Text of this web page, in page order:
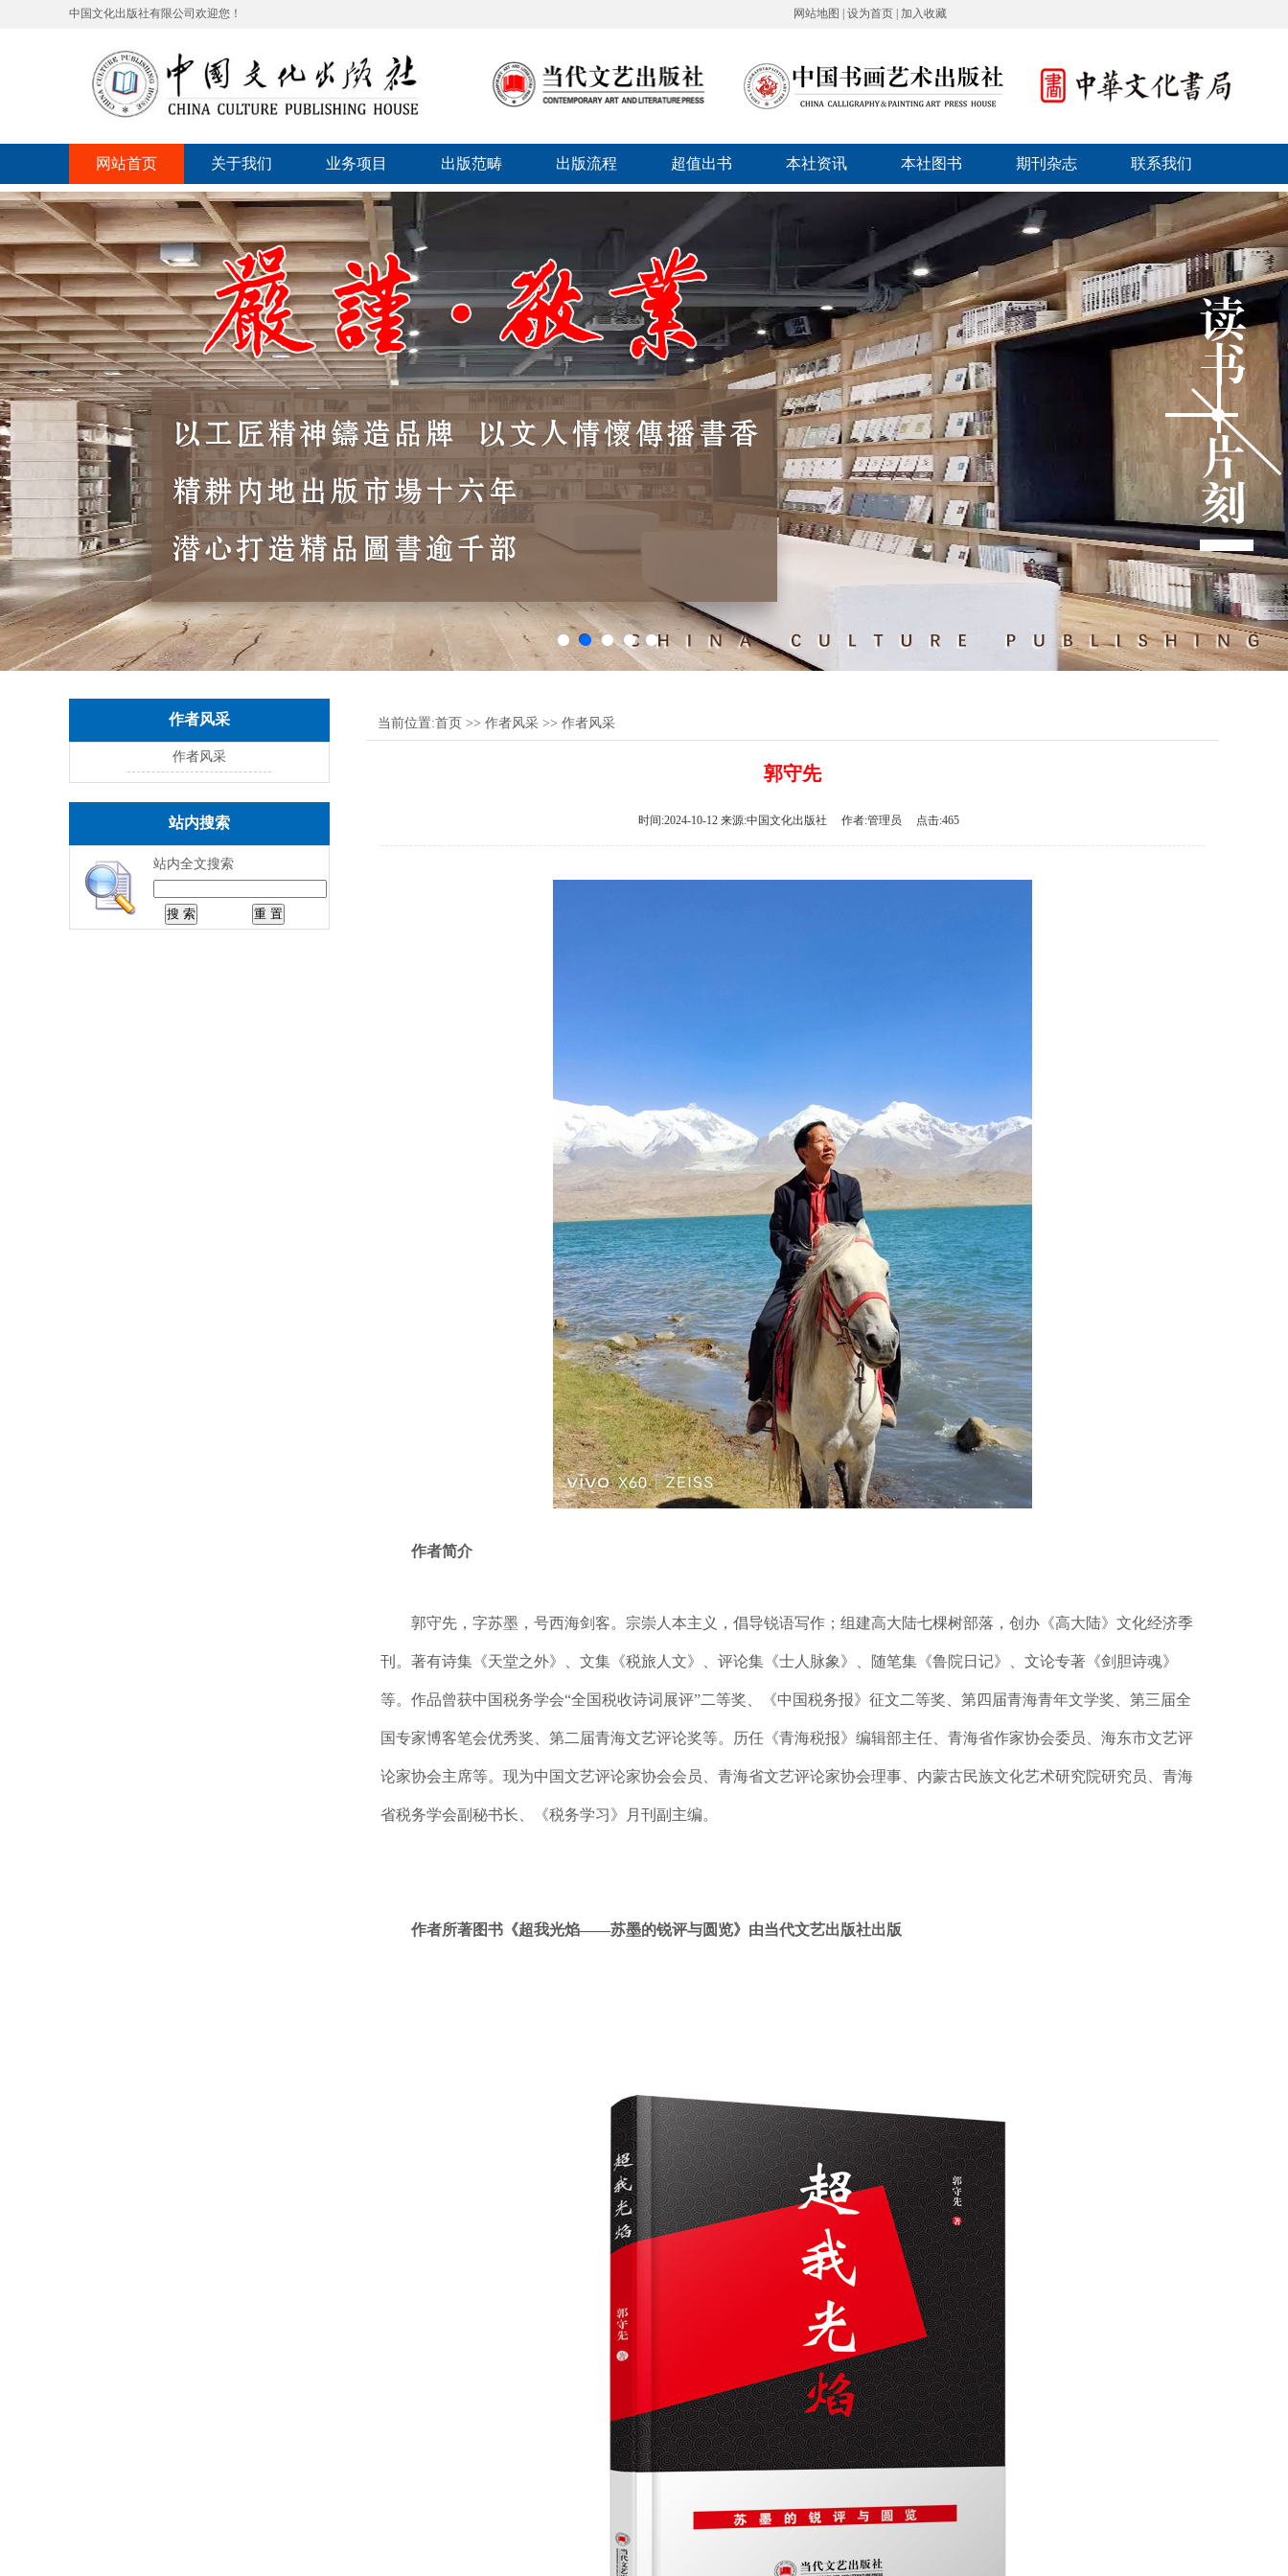
中国文化出版社有限公司欢迎您！ 网站地图 设为首页 加入收藏
网站首页 关于我们 业务项目 出版范畴 出版流程 超值出书 本社资讯 本社图书 期刊杂志 联系我们
作者风采
作者风采
站内搜索
站内全文搜索
当前位置:首页 >> 作者风采 >> 作者风采
郭守先
时间:2024-10-12 来源:中国文化出版社 作者:管理员 点击:465
作者简介
郭守先，字苏墨，号西海剑客。宗崇人本主义，倡导锐语写作；组建高大陆七棵树部落，创办《高大陆》文化经济季
刊。著有诗集《天堂之外》、文集《税旅人文》、评论集《士人脉象》、随笔集《鲁院日记》、文论专著《剑胆诗魂》
等。作品曾获中国税务学会“全国税收诗词展评”二等奖、《中国税务报》征文二等奖、第四届青海青年文学奖、第三届全
国专家博客笔会优秀奖、第二届青海文艺评论奖等。历任《青海税报》编辑部主任、青海省作家协会委员、海东市文艺评
论家协会主席等。现为中国文艺评论家协会会员、青海省文艺评论家协会理事、内蒙古民族文化艺术研究院研究员、青海
省税务学会副秘书长、《税务学习》月刊副主编。
作者所著图书《超我光焰——苏墨的锐评与圆览》由当代文艺出版社出版